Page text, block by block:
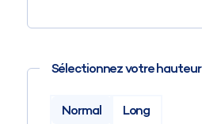
Sélectionnez votre hauteur
Normal Long